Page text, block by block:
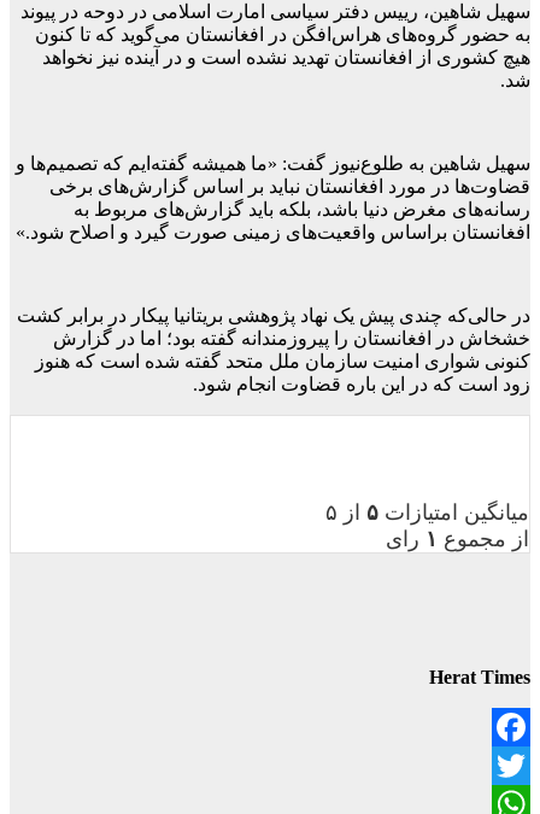
سهیل شاهین، رییس دفتر سیاسی امارت اسلامی در دوحه در پیوند
به حضور گروه‌های هراس‌افگن در افغانستان می‌گوید که تا کنون
هیچ کشوری از افغانستان تهدید نشده است و در آینده نیز نخواهد
شد.
سهیل شاهین به طلوع‌نیوز گفت: «ما همیشه گفته‌ایم که تصمیم‌ها و
قضاوت‌ها در مورد افغانستان نباید بر اساس گزارش‌های برخی
رسانه‌های مغرض دنیا باشد، بلکه باید گزارش‌های مربوط به
افغانستان براساس واقعیت‌های زمینی صورت گیرد و اصلاح شود.»
در حالی‌که چندی پیش یک نهاد پژوهشی بریتانیا پیکار در برابر کشت
خشخاش در افغانستان را پیروزمندانه گفته بود؛ اما در گزارش
کنونی شواری امنیت سازمان ملل متحد گفته شده است که هنوز
زود است که در این باره قضاوت انجام شود.
میانگین امتیازات ۵ از ۵
از مجموع ۱ رای
Herat Times
Facebook
Twitter